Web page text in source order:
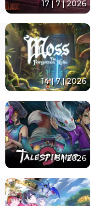
17 | 7 | 2026
14 | 7 | 2026
7 | 8 | 2026